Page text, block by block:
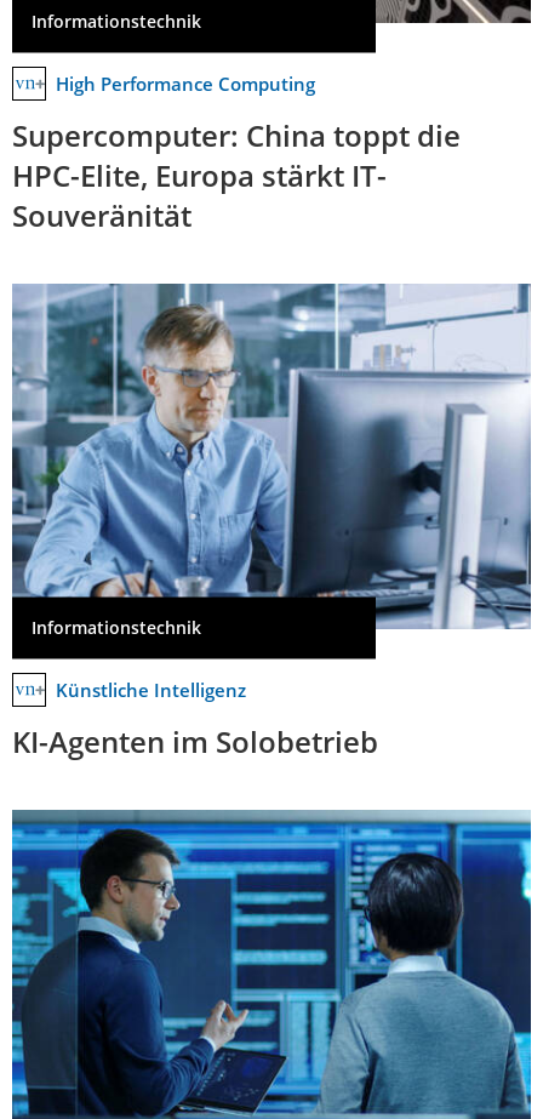
Informationstechnik
High Performance Computing
Supercomputer: China toppt die
HPC-Elite, Europa stärkt IT-
Souveränität
Informationstechnik
Künstliche Intelligenz
KI-Agenten im Solobetrieb